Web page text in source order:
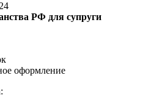
РФ для супруги
оформление